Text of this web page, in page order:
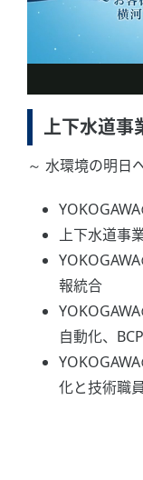
上下水道事
～ 水環境の明日
上下水道事
報統合
自動化、
化と技術職